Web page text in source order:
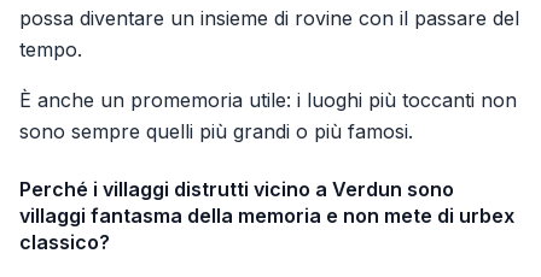
possa diventare un insieme di rovine con il passare del
tempo.
È anche un promemoria utile: i luoghi più toccanti non
sono sempre quelli più grandi o più famosi.
Perché i villaggi distrutti vicino a Verdun sono
villaggi fantasma della memoria e non mete di urbex
classico?